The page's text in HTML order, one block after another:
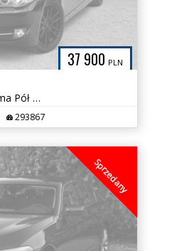
37 900 PLN
BMW 520D 184KM Panorama Pół Skóry Kubełkowe NOWY ROZRZĄD Śliczna
293867
Sprzedany